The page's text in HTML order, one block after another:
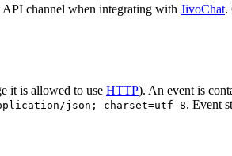
API channel when integrating with JivoChat.
it is allowed to use HTTP). An event is
json; charset=utf-8. Event